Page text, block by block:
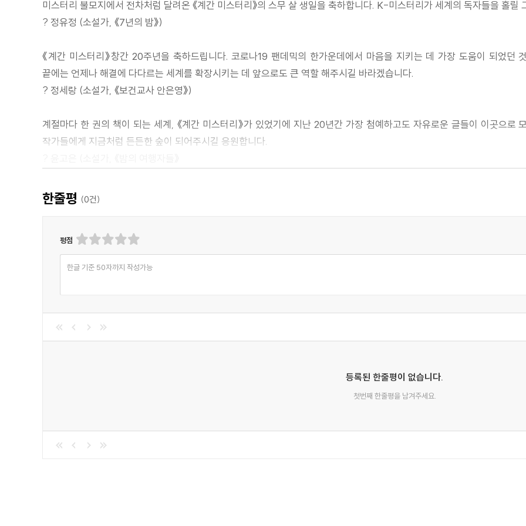
[미스터리란 무엇인가③]
하드보일드와 누와르, 내면의 분투 혹은 ‘후까시’로의 승화_박인성
상상력은 무기력을 찍어 넘기는 도끼다_공원국
[에세이]
일본 미스터리에 등장한 새로운 수식어, ‘특수 설정’_윤영천
얼마의 고정 수입과 자기만의 방_김이환
[리뷰]
긴급수사_황세연
미스터리 불모지에서 전차처럼 달려온 《계간 미스터리》의 스무 살 생일을 축하합니다. K-미스터리가 세계의 독자들을 홀릴
? 정유정 (소설가, 《7년의 밤》)
《계간 미스터리》창간 20주년을 축하드립니다. 코로나19 팬데믹의 한가운데에서 마음을 지키는 데 가장 도움이 되었던
끝에는 언제나 해결에 다다르는 세계를 확장시키는 데 앞으로도 큰 역할 해주시길 바라겠습니다.
? 정세랑 (소설가, 《보건교사 안은영》)
계절마다 한 권의 책이 되는 세계, 《계간 미스터리》가 있었기에 지난 20년간 가장 첨예하고도 자유로운 글들이 이곳으로
작가들에게 지금처럼 든든한 숲이 되어주시길 응원합니다.
기대해본다.
논평했다. 이제 한국의 문화 산업은 전세계를 같은 시공간으로 끌어들이고 있다.
한줄평 (0건)
평점
한글 기준 50자까지 작성가능
등록된 한줄평이 없습니다.
첫번째 한줄평을 남겨주세요.